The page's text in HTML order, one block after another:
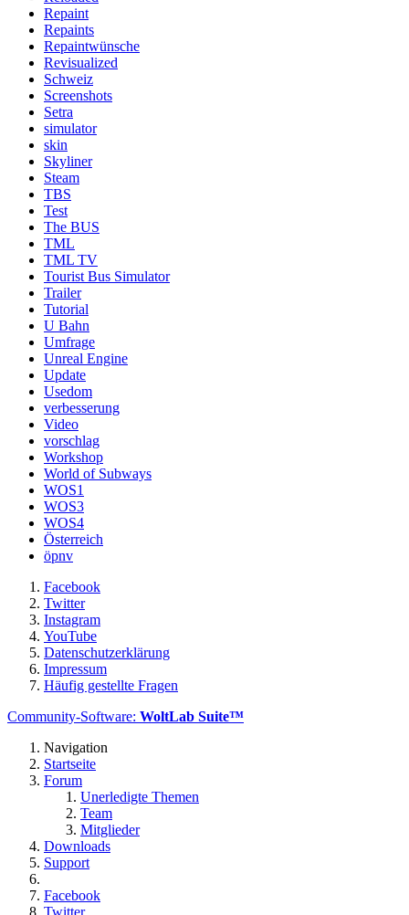
Repaint
Repaints
Repaintwünsche
Revisualized
Schweiz
Screenshots
Setra
simulator
skin
Skyliner
Steam
TBS
Test
The BUS
TML
TML TV
Tourist Bus Simulator
Trailer
Tutorial
U Bahn
Umfrage
Unreal Engine
Update
Usedom
verbesserung
Video
vorschlag
Workshop
World of Subways
WOS1
WOS3
WOS4
Österreich
öpnv
Facebook
Twitter
Instagram
YouTube
Datenschutzerklärung
Impressum
Häufig gestellte Fragen
Community-Software: WoltLab Suite™
Navigation
Startseite
Forum
Unerledigte Themen
Team
Mitglieder
Downloads
Support
Facebook